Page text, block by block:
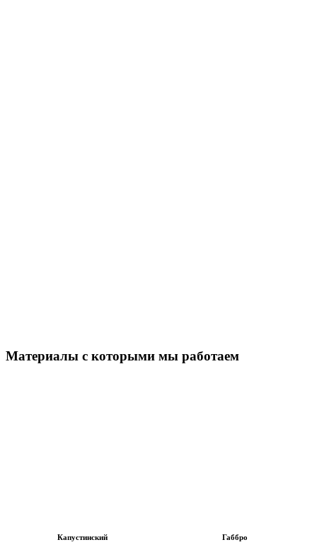
Материалы с которыми мы работаем
Капустинский Габбро